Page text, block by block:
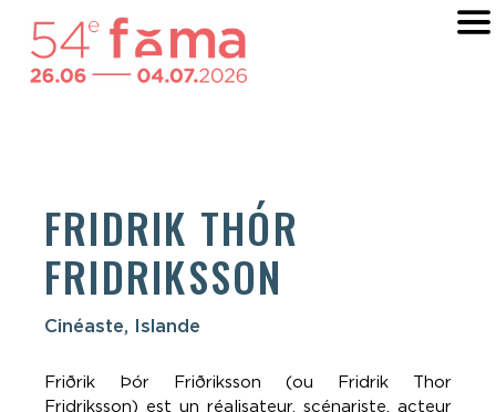
FRIDRIK THÓR
FRIDRIKSSON
Cinéaste, Islande
Friðrik Þór Friðriksson (ou Fridrik Thor
Fridriksson) est un réalisateur, scénariste, acteur